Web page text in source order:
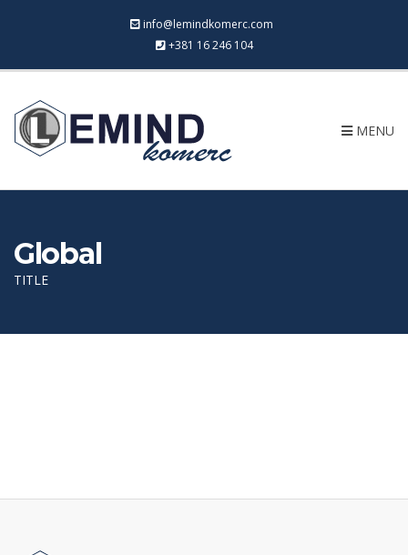
info@lemindkomerc.com
+381 16 246 104
MENU
Global
TITLE